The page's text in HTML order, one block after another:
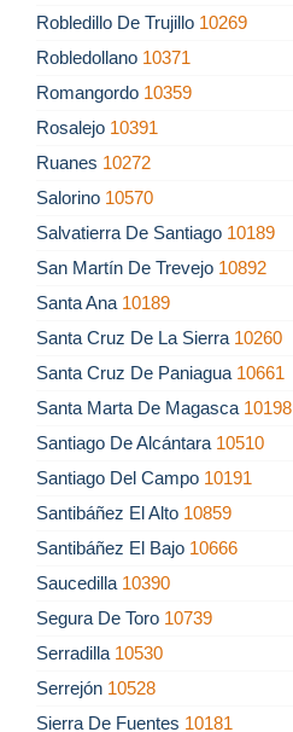
Robledillo De Trujillo 10269
Robledollano 10371
Romangordo 10359
Rosalejo 10391
Ruanes 10272
Salorino 10570
Salvatierra De Santiago 10189
San Martín De Trevejo 10892
Santa Ana 10189
Santa Cruz De La Sierra 10260
Santa Cruz De Paniagua 10661
Santa Marta De Magasca 10198
Santiago De Alcántara 10510
Santiago Del Campo 10191
Santibáñez El Alto 10859
Santibáñez El Bajo 10666
Saucedilla 10390
Segura De Toro 10739
Serradilla 10530
Serrejón 10528
Sierra De Fuentes 10181